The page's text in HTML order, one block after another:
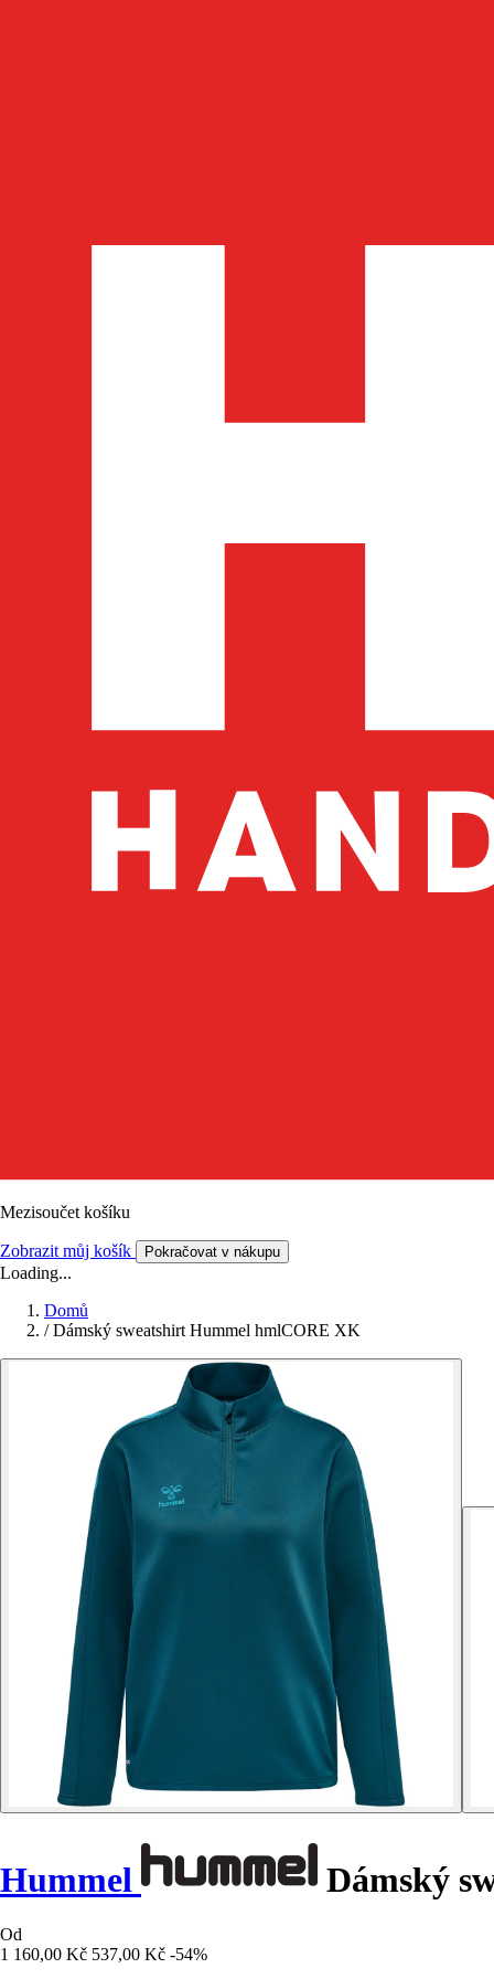
Mezisoučet košíku
Zobrazit můj košík Pokračovat v nákupu
Loading...
Domů
/ Dámský sweatshirt Hummel hmlCORE XK
Hummel Dámský
Od
1 160,00 Kč 537,00 Kč -54%